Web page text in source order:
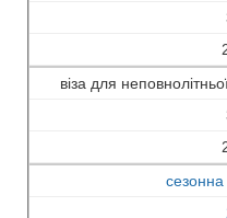
віза для
сезонна